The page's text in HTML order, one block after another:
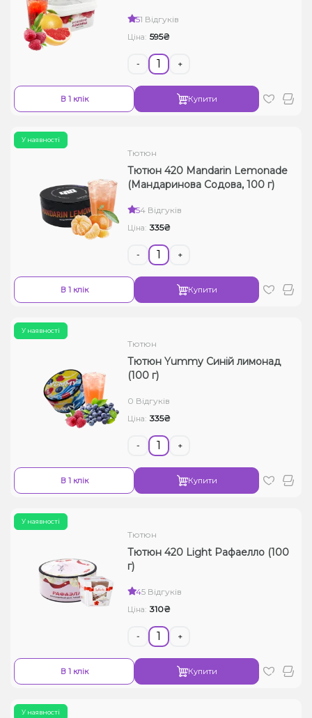
51 Відгуків
Ціна: 595₴
- +
В 1 клік Купити
У наявності
Тютюн
Тютюн 420 Mandarin Lemonade
(Мандаринова Содова, 100 г)
54 Відгуків
Ціна: 335₴
- +
В 1 клік Купити
У наявності
Тютюн
Тютюн Yummy Синій лимонад
(100 г)
0 Відгуків
Ціна: 335₴
- +
В 1 клік Купити
У наявності
Тютюн
Тютюн 420 Light Рафаелло (100
г)
45 Відгуків
Ціна: 310₴
- +
В 1 клік Купити
У наявності